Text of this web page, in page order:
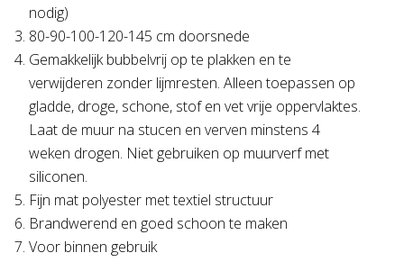
nodig)
80-90-100-120-145 cm doorsnede
Gemakkelijk bubbelvrij op te plakken en te
verwijderen zonder lijmresten. Alleen toepassen op
gladde, droge, schone, stof en vet vrije oppervlaktes.
Laat de muur na stucen en verven minstens 4
weken drogen. Niet gebruiken op muurverf met
siliconen.
Fijn mat polyester met textiel structuur
Brandwerend en goed schoon te maken
Voor binnen gebruik